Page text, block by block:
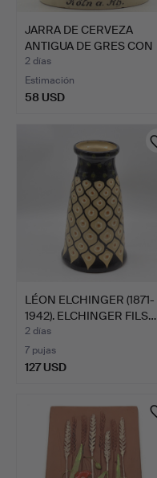
JARRA DE CERVEZA
ANTIGUA DE GRES CON
TAPA …
2 días
Estimación
58 USD
LÉON ELCHINGER (1871-
1942). ELCHINGER FILS…
2 días
7 pujas
127 USD